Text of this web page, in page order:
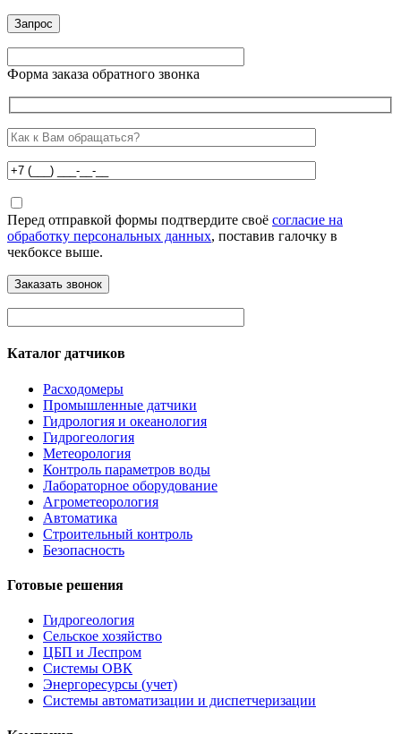
Форма заказа обратного звонка
Перед отправкой формы подтвердите своё согласие на
обработку персональных данных, поставив галочку в
чекбоксе выше.
Каталог датчиков
Расходомеры
Промышленные датчики
Гидрология и океанология
Гидрогеология
Метеорология
Контроль параметров воды
Лабораторное оборудование
Агрометеорология
Автоматика
Строительный контроль
Безопасность
Готовые решения
Гидрогеология
Сельское хозяйство
ЦБП и Леспром
Системы ОВК
Энергоресурсы (учет)
Системы автоматизации и диспетчеризации